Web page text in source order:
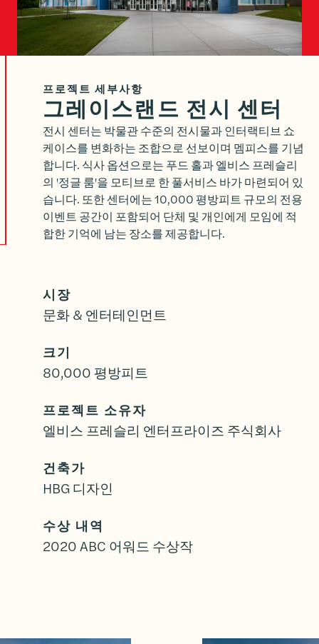
프로젝트 세부사항
그레이스랜드 전시 센터
전시 센터는 박물관 수준의 전시물과 인터랙티브 쇼
케이스를 변화하는 조합으로 선보이며 멤피스를 기념
합니다. 식사 옵션으로는 푸드 홀과 엘비스 프레슬리
의 '정글 룸'을 모티브로 한 풀서비스 바가 마련되어 있
습니다. 또한 센터에는 10,000 평방피트 규모의 전용
이벤트 공간이 포함되어 단체 및 개인에게 모임에 적
합한 기억에 남는 장소를 제공합니다.
시장
문화 & 엔터테인먼트
크기
80,000 평방피트
프로젝트 소유자
엘비스 프레슬리 엔터프라이즈 주식회사
건축가
HBG 디자인
수상 내역
2020 ABC 어워드 수상작